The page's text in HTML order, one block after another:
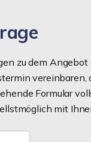
zu dem Angebot
vereinbaren,
Formular
mit